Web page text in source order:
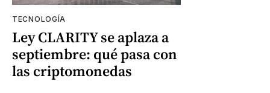
TECNOLOGÍA
Ley CLARITY se aplaza a
septiembre: qué pasa con
las criptomonedas